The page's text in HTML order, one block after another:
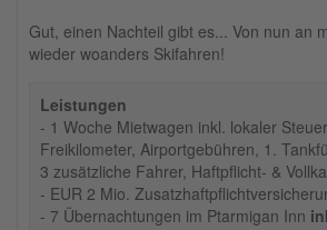
Gut, einen Nachteil gibt es... Von nun an
wieder woanders Skifahren!
Leistungen
- 1 Woche Mietwagen inkl. lokaler
Freikilometer, Airportgebühren, 1.
3 zusätzliche Fahrer, Haftpflicht- &
- EUR 2 Mio.
- 7 Übernachtungen im Ptarmigan Inn